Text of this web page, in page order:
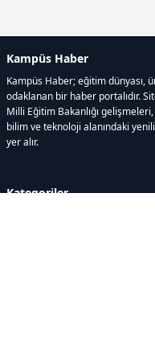
Kampüs Haber
Kampüs Haber; eğitim dünyası,
odaklanan bir haber portalıdır.
Milli Eğitim Bakanlığı
bilim ve teknoloji alanındaki
yer alır.
Kategoriler